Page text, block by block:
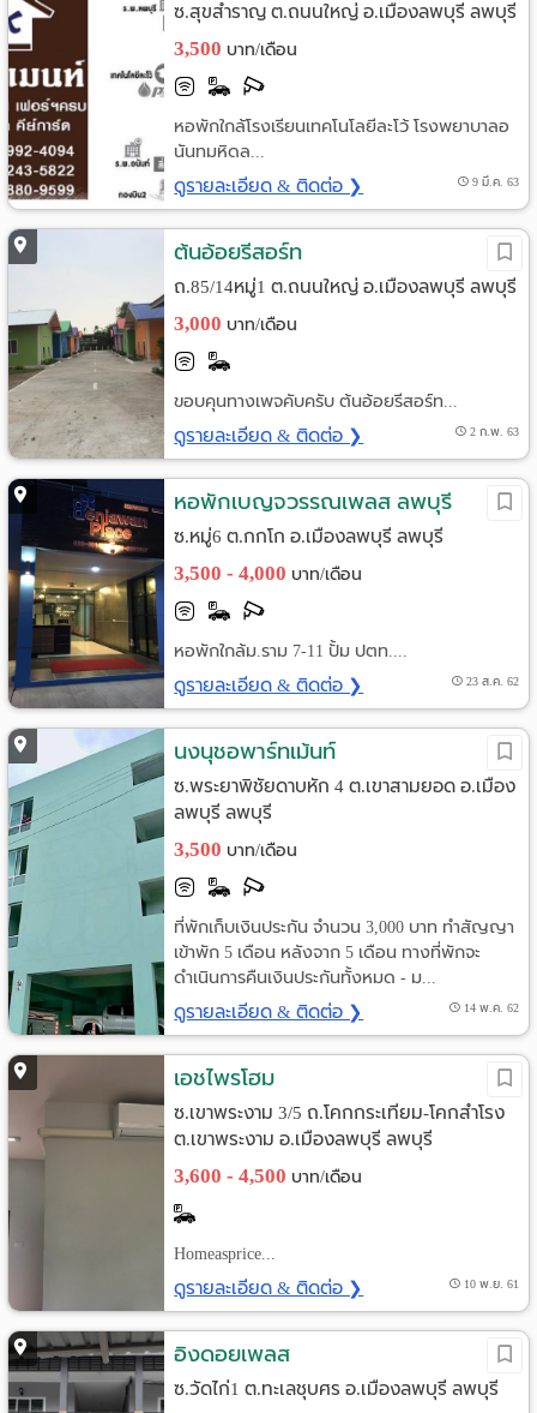
ซ.สุขสำราญ ต.ถนนใหญ่ อ.เมืองลพบุรี ลพบุรี
3,500 บาท/เดือน
หอพักใกล้โรงเรียนเทคโนโลยีละโว้ โรงพยาบาลอ
นันทมหิดล...
ดูรายละเอียด & ติดต่อ ❯ 9 มี.ค. 63
ต้นอ้อยรีสอร์ท
ถ.85/14หมู่1 ต.ถนนใหญ่ อ.เมืองลพบุรี ลพบุรี
3,000 บาท/เดือน
ขอบคุนทางเพจคับครับ ต้นอ้อยรีสอร์ท...
ดูรายละเอียด & ติดต่อ ❯ 2 ก.พ. 63
หอพักเบญจวรรณเพลส ลพบุรี
ซ.หมู่6 ต.กกโก อ.เมืองลพบุรี ลพบุรี
3,500 - 4,000 บาท/เดือน
หอพักใกล้ม.ราม 7-11 ปั้ม ปตท....
ดูรายละเอียด & ติดต่อ ❯ 23 ส.ค. 62
นงนุชอพาร์ทเม้นท์
ซ.พระยาพิชัยดาบหัก 4 ต.เขาสามยอด อ.เมือง
ลพบุรี ลพบุรี
3,500 บาท/เดือน
ที่พักเก็บเงินประกัน จำนวน 3,000 บาท ทำสัญญา
เข้าพัก 5 เดือน หลังจาก 5 เดือน ทางที่พักจะ
ดำเนินการคืนเงินประกันทั้งหมด - ม...
ดูรายละเอียด & ติดต่อ ❯ 14 พ.ค. 62
เอชไพรโฮม
ซ.เขาพระงาม 3/5 ถ.โคกกระเทียม-โคกสำโรง
ต.เขาพระงาม อ.เมืองลพบุรี ลพบุรี
3,600 - 4,500 บาท/เดือน
Homeasprice...
ดูรายละเอียด & ติดต่อ ❯ 10 พ.ย. 61
อิงดอยเพลส
ซ.วัดไก่1 ต.ทะเลชุบศร อ.เมืองลพบุรี ลพบุรี